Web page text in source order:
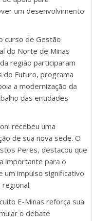
um desenvolvimento
curso de Gestão
do Norte de Minas
região participaram
do Futuro, programa
a modernização da
das entidades
recebeu uma
de sua nova sede. O
Peres, destacou que
importante para o
um impulso significativo
E-Minas reforça sua
o debate